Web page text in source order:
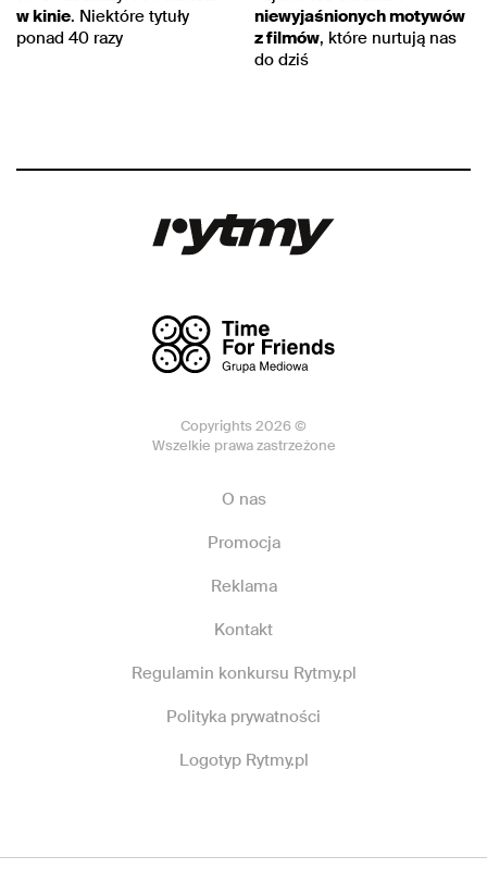
w kinie. Niektóre tytuły
ponad 40 razy
niewyjaśnionych motywów
z filmów, które nurtują nas
do dziś
Copyrights 2026 ©
Wszelkie prawa zastrzeżone
O nas
Promocja
Reklama
Kontakt
Regulamin konkursu Rytmy.pl
Polityka prywatności
Logotyp Rytmy.pl